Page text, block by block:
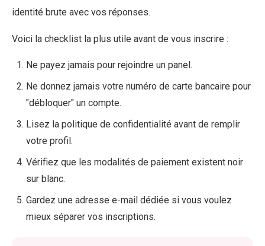
identité brute avec vos réponses.
Voici la checklist la plus utile avant de vous inscrire :
Ne payez jamais pour rejoindre un panel.
Ne donnez jamais votre numéro de carte bancaire pour
"débloquer" un compte.
Lisez la politique de confidentialité avant de remplir
votre profil.
Vérifiez que les modalités de paiement existent noir
sur blanc.
Gardez une adresse e-mail dédiée si vous voulez
mieux séparer vos inscriptions.